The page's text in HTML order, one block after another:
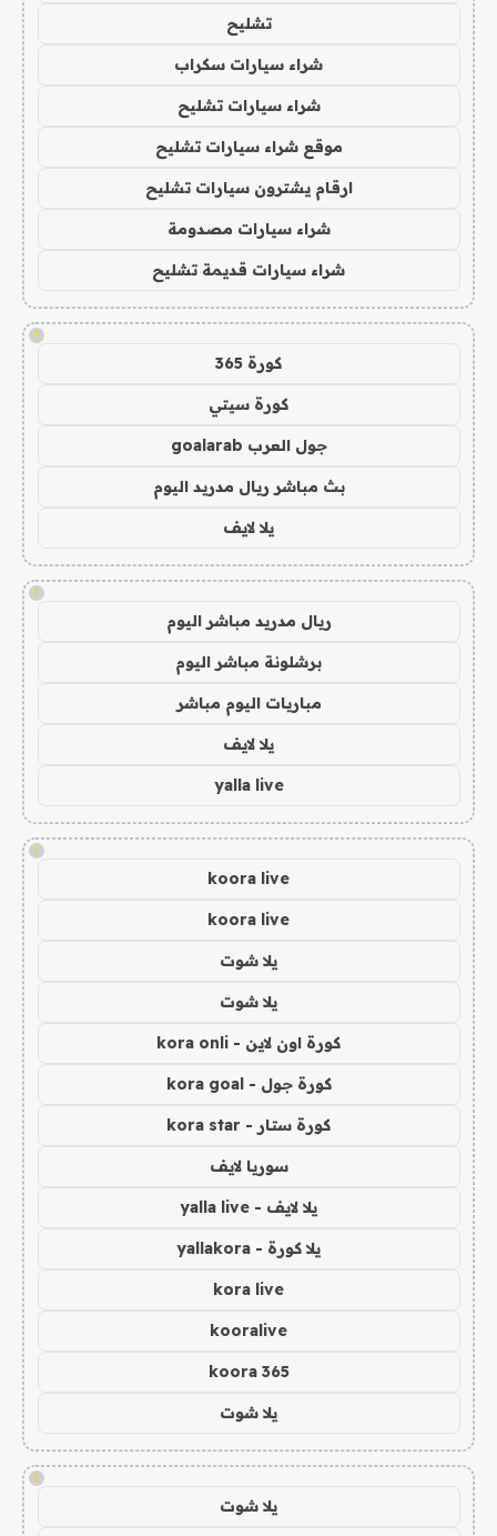
تشليح
شراء سيارات سكراب
شراء سيارات تشليح
موقع شراء سيارات تشليح
ارقام يشترون سيارات تشليح
شراء سيارات مصدومة
شراء سيارات قديمة تشليح
!
كورة 365
كورة سيتي
جول العرب goalarab
بث مباشر ريال مدريد اليوم
يلا لايف
!
ريال مدريد مباشر اليوم
برشلونة مباشر اليوم
مباريات اليوم مباشر
يلا لايف
yalla live
!
koora live
koora live
يلا شوت
يلا شوت
كورة اون لاين - kora onli
كورة جول - kora goal
كورة ستار - kora star
سوريا لايف
يلا لايف - yalla live
يلا كورة - yallakora
kora live
kooralive
koora 365
يلا شوت
!
يلا شوت